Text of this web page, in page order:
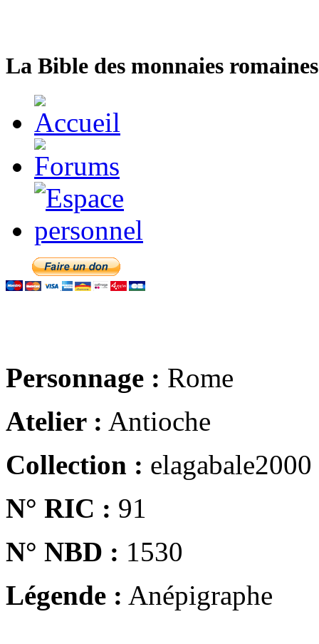
La Bible des monnaies
Personnage : Rome
Atelier : Antioche
Collection : elagabale2000
N° RIC : 91
N° NBD : 1530
Légende : Anépigraphe